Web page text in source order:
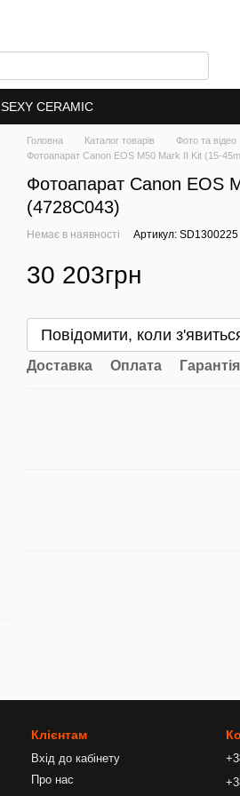
SEXY CERAMIC
Головна Каталог товарів Фото та відео
Фотоапарат Canon EOS M50 Mark II Kit (15-
Фотоапарат Canon EOS
(4728C043)
Немає в наявності Артикул: SD1300225
30 203грн
Повідомити, коли
Доставка Оплата Гарантія
Клієнтам
Вхід до кабінету
Про нас